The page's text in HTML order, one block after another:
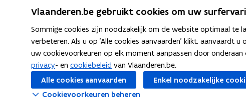
Nieuwsbrief krijgen?
vraag & woord van de week
wekelijks in je mailbox
Schrijf je in
Thema's
Spellingregels
Vlaanderen.be gebruikt cookies om uw
Sommige cookies zijn noodzakelijk om de website optimaal te
verbeteren. Als u op 'Alle cookies aanvaarden' klikt, aanvaardt
uw cookievoorkeuren op elk moment aanpassen door
privacy- en cookiebeleid van Vlaanderen.be.
Alle cookies aanvaarden
Enkel noodzakelijke
Cookievoorkeuren beheren